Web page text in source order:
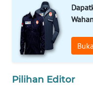
Pilihan Editor
MASYARAKAT
KELISTRIKAN
WALINKI